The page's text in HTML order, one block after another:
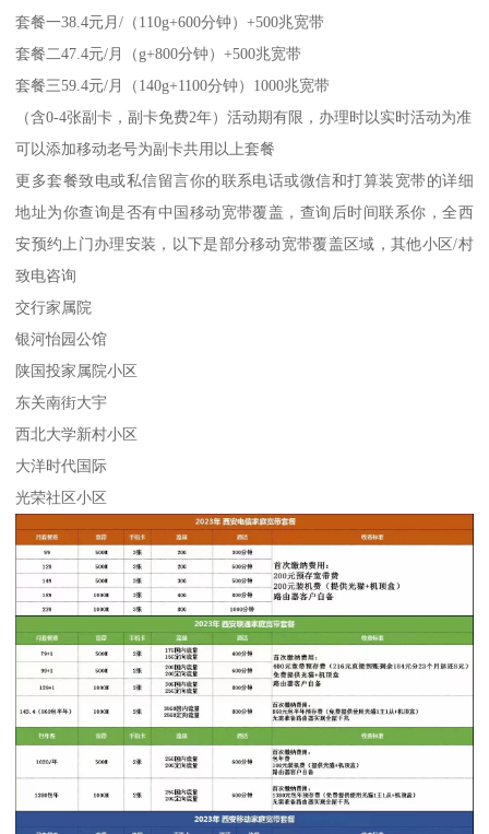
套餐一38.4元月/（110g+600分钟）+500兆宽带
套餐二47.4元/月（g+800分钟）+500兆宽带
套餐三59.4元/月（140g+1100分钟）1000兆宽带
（含0-4张副卡，副卡免费2年）活动期有限，办理时以实时活动为准
可以添加移动老号为副卡共用以上套餐
更多套餐致电或私信留言你的联系电话或微信和打算装宽带的详细
地址为你查询是否有中国移动宽带覆盖，查询后时间联系你，全西
安预约上门办理安装，以下是部分移动宽带覆盖区域，其他小区/村
致电咨询
交行家属院
银河怡园公馆
陕国投家属院小区
东关南街大宇
西北大学新村小区
大洋时代国际
光荣社区小区